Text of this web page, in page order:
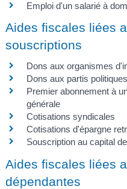
Emploi d'un salarié à
Aides fiscales liées
souscriptions
Dons aux organismes
Dons aux partis politiques
Premier abonnement à
générale
Cotisations syndicales
Cotisations d'épargne
Souscription au capital
Aides fiscales liées
dépendantes